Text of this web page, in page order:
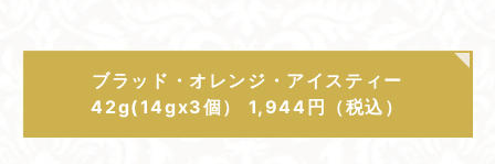
ブラッド・オレンジ・アイスティー
42g(14gx3個） 1,944円（税込）